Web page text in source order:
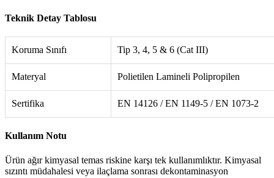
Teknik Detay Tablosu
Koruma Sınıfı Tip 3, 4, 5 & 6 (Cat III)
Materyal Polietilen Lamineli Polipropilen
Sertifika EN 14126 / EN 1149-5 / EN 1073-2
Kullanım Notu
Ürün ağır kimyasal temas riskine karşı tek kullanımlıktır. Kimyasal
sızıntı müdahalesi veya ilaçlama sonrası dekontaminasyon